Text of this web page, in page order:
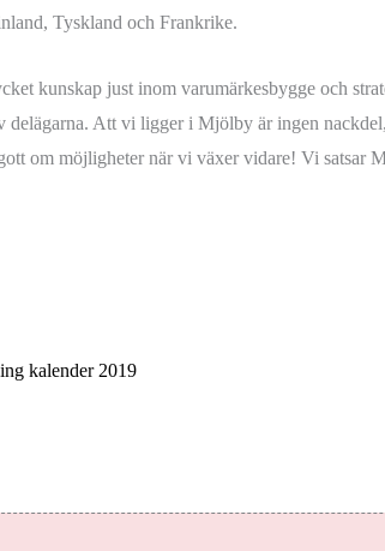
Tyskland och Frankrike.
kunskap just inom varumärkesbygge och
delägarna. Att vi ligger i Mjölby är ingen
om möjligheter när vi växer vidare! Vi satsar
kalender 2019